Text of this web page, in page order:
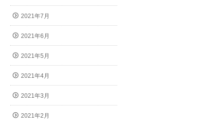
2021年7月
2021年6月
2021年5月
2021年4月
2021年3月
2021年2月